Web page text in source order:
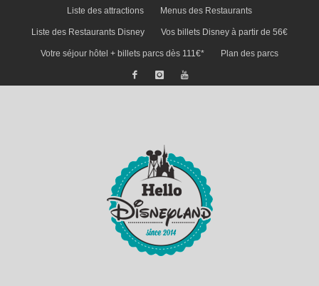
Liste des attractions Menus des Restaurants
Liste des Restaurants Disney Vos billets Disney à partir de 56€
Votre séjour hôtel + billets parcs dès 111€* Plan des parcs